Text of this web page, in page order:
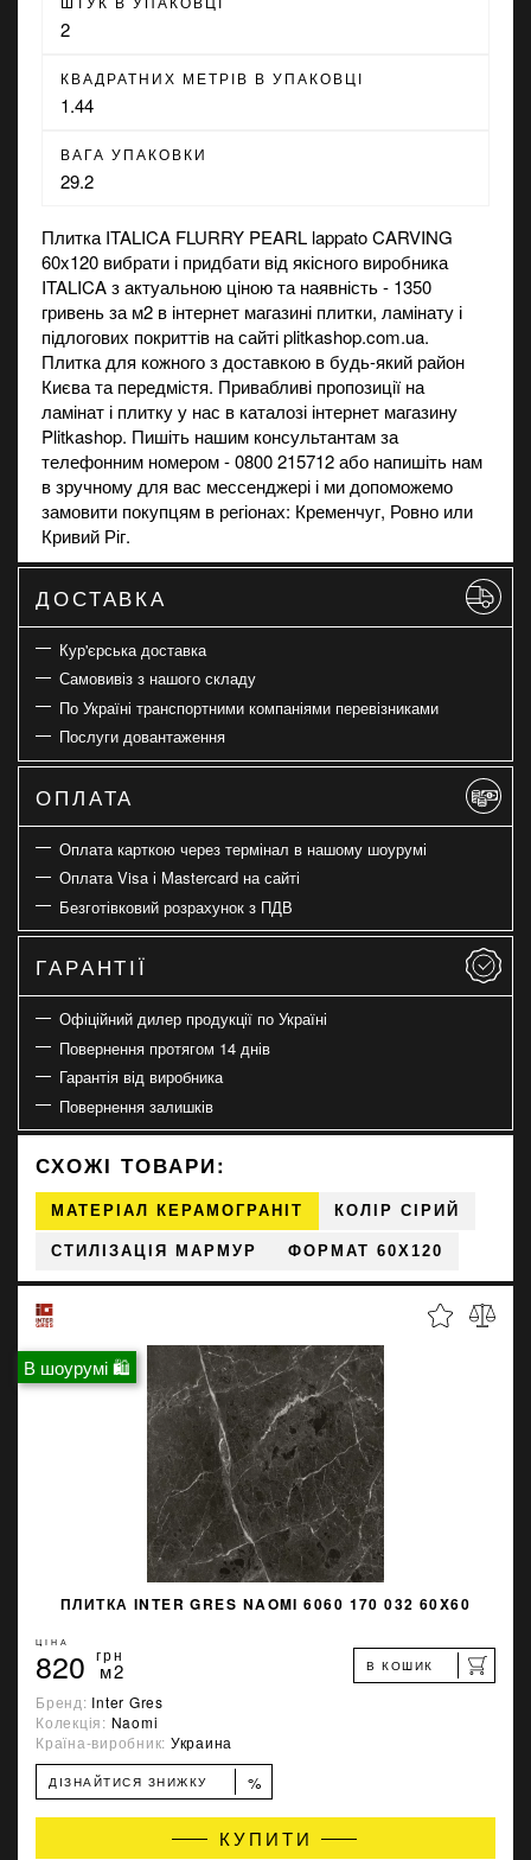
2
КВАДРАТНИХ МЕТРІВ В УПАКОВЦІ
1.44
ВАГА УПАКОВКИ
29.2
Плитка ITALICA FLURRY PEARL lappato CARVING
60x120 вибрати і придбати від якісного виробника
ITALICA з актуальною ціною та наявність - 1350
гривень за м2 в інтернет магазині плитки, ламінату і
підлогових покриттів на сайті plitkashop.com.ua.
Плитка для кожного з доставкою в будь-який район
Києва та передмістя. Привабливі пропозиції на
ламінат і плиткуу нас в каталозі інтернет магазину
Plitkashop. Пишіть нашим консультантам за
телефонним номером - 0800 215712 або напишіть нам
в зручному для вас мессенджері і ми допоможемо
замовити покупцям в регіонах: Кременчуг, Ровно или
Кривий Ріг.
ДОСТАВКА
Кур'єрська доставка
Самовивіз з нашого складу
По Україні транспортними компаніями перевізниками
Послуги довантаження
ОПЛАТА
Оплата карткою через термінал в нашому шоурумі
Оплата Visa і Mastercard на сайті
Безготівковий розрахунок з ПДВ
ГАРАНТІЇ
Офіційний дилер продукції по Україні
Повернення протягом 14 днів
Гарантія від виробника
Повернення залишків
СХОЖІ ТОВАРИ:
МАТЕРІАЛ КЕРАМОГРАНІТ КОЛІР СІРИЙ
СТИЛІЗАЦІЯ МАРМУР ФОРМАТ 60X120
В шоурумі 🛍
ПЛИТКА INTER GRES NAOMI 6060 170 032 60X60
ЦІНА
820 грн
м2 В КОШИК
Бренд: Inter Gres
Колекція: Naomi
Країна-виробник: Украина
ДІЗНАЙТИСЯ ЗНИЖКУ %
КУПИТИ